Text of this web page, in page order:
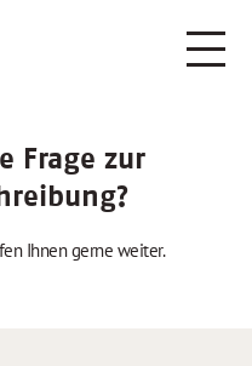
Frage zur
Ihnen gerne weiter.